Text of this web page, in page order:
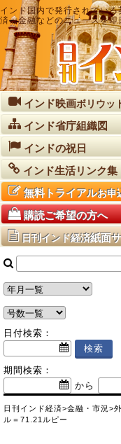
インド国内で発行されてい
済・金融などのニュースを
インド映画ボリウッ
インド省庁組織図
インドの祝日
インド生活リンク集
無料トライアルお申
購読ご希望の方へ
日刊インド経済紙面
日付検索：
期間検索：
から
日刊インド経済>金融・市況 >
ル＝71.21ルピー